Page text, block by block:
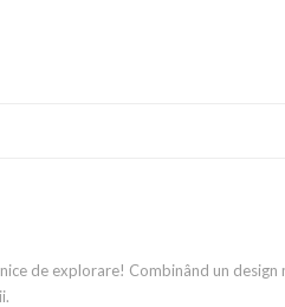
de explorare! Combinând un design